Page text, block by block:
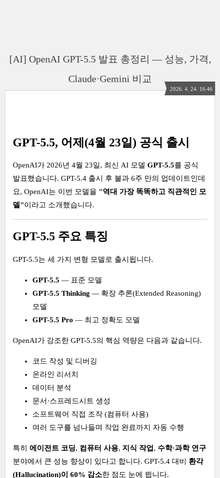
[AI] OpenAI GPT-5.5 발표 총정리 — 성능, 가격,
Claude·Gemini 비교
2026. 4. 24. 16:46
GPT-5.5, 어제(4월 23일) 공식 출시
OpenAI가 2026년 4월 23일, 최신 AI 모델 GPT-5.5를 공식
발표했습니다. GPT-5.4 출시 후 불과 6주 만의 업데이트인데
요, OpenAI는 이번 모델을 "역대 가장 똑똑하고 직관적인 모
델"이라고 소개했습니다.
GPT-5.5 주요 특징
GPT-5.5는 세 가지 변형 모델로 출시됩니다.
GPT-5.5 — 표준 모델
GPT-5.5 Thinking — 확장 추론(Extended Reasoning)
모델
GPT-5.5 Pro — 최고 정확도 모델
OpenAI가 강조한 GPT-5.5의 핵심 역량은 다음과 같습니다.
코드 작성 및 디버깅
온라인 리서치
데이터 분석
문서·스프레드시트 생성
소프트웨어 직접 조작 (컴퓨터 사용)
여러 도구를 넘나들며 작업 완료까지 자동 수행
특히 에이전트 코딩, 컴퓨터 사용, 지식 작업 , 수학·과학 연구
분야에서 큰 성능 향상이 있다고 합니다. GPT-5.4 대비 환각
(Hallucination)이 60% 감소한 점도 눈에 띕니다.